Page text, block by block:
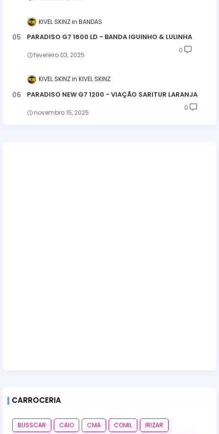
KIVEL SKINZ BANDAS
PARADISO G7 1600 LD - BANDA IGUINHO & LULINHA
fevereiro 03, 2025
0
KIVEL SKINZ KIVEL SKINZ
PARADISO NEW G7 1200 - VIAÇÃO SARITUR LARANJA
novembro 15, 2025
0
CARROCERIA
BUSSCAR CAIO CMA COMIL
IRIZAR